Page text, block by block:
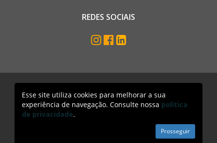
REDES SOCIAIS
Mercado Black Money. Todos os direitos reservados
Acesso lojista
Esse site utiliza cookies para melhorar a sua
experiência de navegação. Consulte nossa política
de privacidade.
Prosseguir